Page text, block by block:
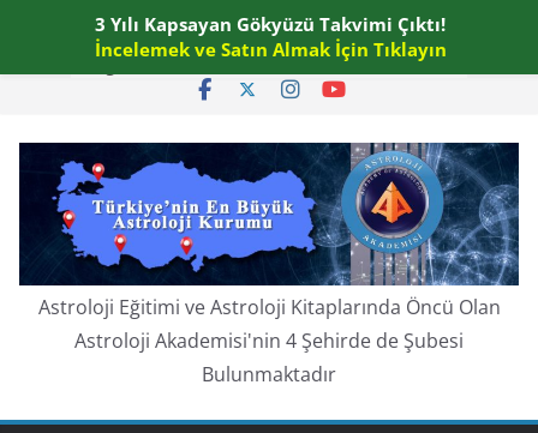
content
Perşembe, Ağustos 6, 2026
Astroloji Eğitimi ve Astroloji Kitaplarında Öncü Olan
Astroloji Akademisi'nin 4 Şehirde de Şubesi
Bulunmaktadır
3 Yılı Kapsayan Gökyüzü Takvimi Çıktı!
İncelemek ve Satın Almak İçin Tıklayın